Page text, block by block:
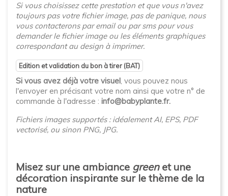
Si vous choisissez cette prestation et que vous n'avez
toujours pas votre fichier image, pas de panique, nous
vous contacterons par email ou par sms pour vous
demander le fichier image ou les éléments graphiques
correspondant au design à imprimer.
Edition et validation du bon à tirer (BAT)
Si vous avez déjà votre visuel, vous pouvez nous
l'envoyer en précisant votre nom ainsi que votre n° de
commande à l'adresse : info@babyplante.fr.
Fichiers images supportés : idéalement AI, EPS, PDF
vectorisé, ou sinon PNG, JPG.
Misez sur une ambiance greenet une
décoration inspirante sur le thème de la
nature